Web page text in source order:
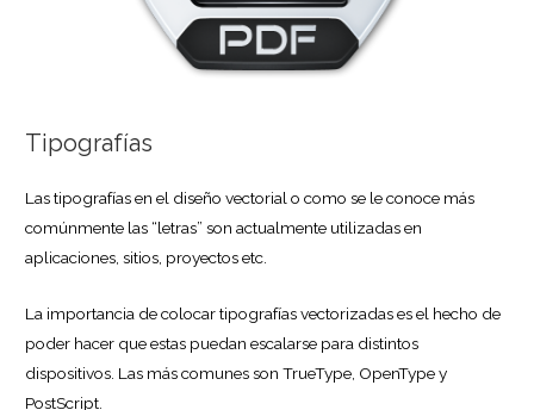
Tipografías
Las tipografías en el diseño vectorial o como se le conoce más
comúnmente las “letras” son actualmente utilizadas en
aplicaciones, sitios, proyectos etc.
La importancia de colocar tipografías vectorizadas es el hecho de
poder hacer que estas puedan escalarse para distintos
dispositivos. Las más comunes son TrueType, OpenType y
PostScript.